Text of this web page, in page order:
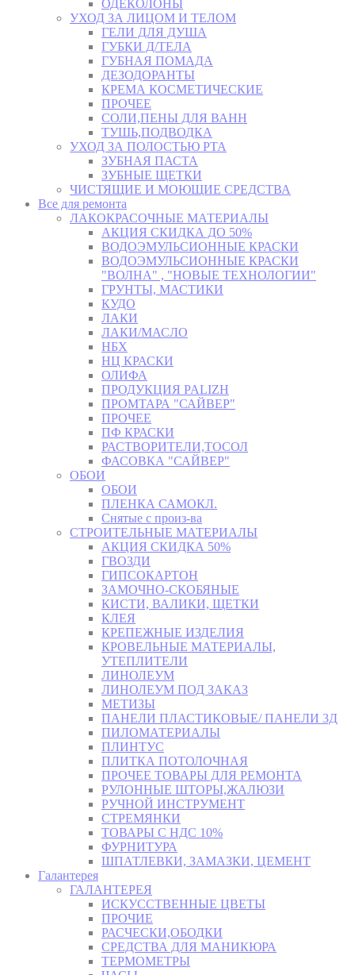
ОДЕКОЛОНЫ
УХОД ЗА ЛИЦОМ И ТЕЛОМ
ГЕЛИ ДЛЯ ДУША
ГУБКИ Д/ТЕЛА
ГУБНАЯ ПОМАДА
ДЕЗОДОРАНТЫ
КРЕМА КОСМЕТИЧЕСКИЕ
ПРОЧЕЕ
СОЛИ,ПЕНЫ ДЛЯ ВАНН
ТУШЬ,ПОДВОДКА
УХОД ЗА ПОЛОСТЬЮ РТА
ЗУБНАЯ ПАСТА
ЗУБНЫЕ ЩЕТКИ
ЧИСТЯЩИЕ И МОЮЩИЕ СРЕДСТВА
Все для ремонта
ЛАКОКРАСОЧНЫЕ МАТЕРИАЛЫ
АКЦИЯ СКИДКА ДО 50%
ВОДОЭМУЛЬСИОННЫЕ КРАСКИ
ВОДОЭМУЛЬСИОННЫЕ КРАСКИ
"ВОЛНА" , "НОВЫЕ ТЕХНОЛОГИИ"
ГРУНТЫ, МАСТИКИ
КУДО
ЛАКИ
ЛАКИ/МАСЛО
НБХ
НЦ КРАСКИ
ОЛИФА
ПРОДУКЦИЯ PALIZH
ПРОМТАРА "САЙВЕР"
ПРОЧЕЕ
ПФ КРАСКИ
РАСТВОРИТЕЛИ,ТОСОЛ
ФАСОВКА "САЙВЕР"
ОБОИ
ОБОИ
ПЛЕНКА САМОКЛ.
Снятые с произ-ва
СТРОИТЕЛЬНЫЕ МАТЕРИАЛЫ
АКЦИЯ СКИДКА 50%
ГВОЗДИ
ГИПСОКАРТОН
ЗАМОЧНО-СКОБЯНЫЕ
КИСТИ, ВАЛИКИ, ЩЕТКИ
КЛЕЯ
КРЕПЕЖНЫЕ ИЗДЕЛИЯ
КРОВЕЛЬНЫЕ МАТЕРИАЛЫ,
УТЕПЛИТЕЛИ
ЛИНОЛЕУМ
ЛИНОЛЕУМ ПОД ЗАКАЗ
МЕТИЗЫ
ПАНЕЛИ ПЛАСТИКОВЫЕ/ ПАНЕЛИ 3Д
ПИЛОМАТЕРИАЛЫ
ПЛИНТУС
ПЛИТКА ПОТОЛОЧНАЯ
ПРОЧЕЕ ТОВАРЫ ДЛЯ РЕМОНТА
РУЛОННЫЕ ШТОРЫ,ЖАЛЮЗИ
РУЧНОЙ ИНСТРУМЕНТ
СТРЕМЯНКИ
ТОВАРЫ С НДС 10%
ФУРНИТУРА
ШПАТЛЕВКИ, ЗАМАЗКИ, ЦЕМЕНТ
Галантерея
ГАЛАНТЕРЕЯ
ИСКУССТВЕННЫЕ ЦВЕТЫ
ПРОЧИЕ
РАСЧЕСКИ,ОБОДКИ
СРЕДСТВА ДЛЯ МАНИКЮРА
ТЕРМОМЕТРЫ